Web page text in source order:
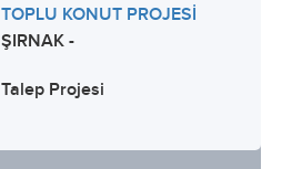
TOPLU KONUT PROJESİ
ŞIRNAK -
Talep Projesi